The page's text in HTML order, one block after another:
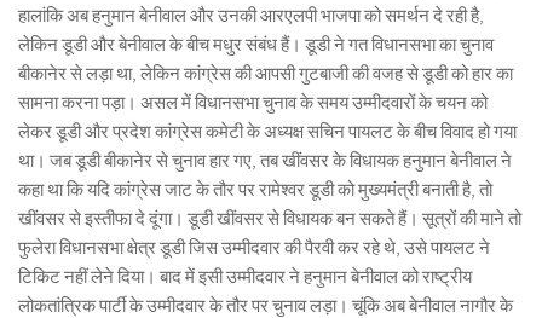
हालांकि अब हनुमान बेनीवाल और उनकी आरएलपी भाजपा को समर्थन दे रही है,
लेकिन डूडी और बेनीवाल के बीच मधुर संबंध हैं। डूडी ने गत विधानसभा का चुनाव
बीकानेर से लड़ा था, लेकिन कांग्रेस की आपसी गुटबाजी की वजह से डूडी को हार का
सामना करना पड़ा। असल में विधानसभा चुनाव के समय उम्मीदवारों के चयन को
लेकर डूडी और प्रदेश कांग्रेस कमेटी के अध्यक्ष सचिन पायलट के बीच विवाद हो गया
था। जब डूडी बीकानेर से चुनाव हार गए, तब खींवसर के विधायक हनुमान बेनीवाल ने
कहा था कि यदि कांग्रेस जाट के तौर पर रामेश्वर डूडी को मुख्यमंत्री बनाती है, तो
खींवसर से इस्तीफा दे दूंगा। डूडी खींवसर से विधायक बन सकते हैं। सूत्रों की माने तो
फुलेरा विधानसभा क्षेत्र डूडी जिस उम्मीदवार की पैरवी कर रहे थे, उसे पायलट ने
टिकिट नहीं लेने दिया। बाद में इसी उम्मीदवार ने हनुमान बेनीवाल को राष्ट्रीय
लोकतांत्रिक पार्टी के उम्मीदवार के तौर पर चुनाव लड़ा। चूंकि अब बेनीवाल नागौर के